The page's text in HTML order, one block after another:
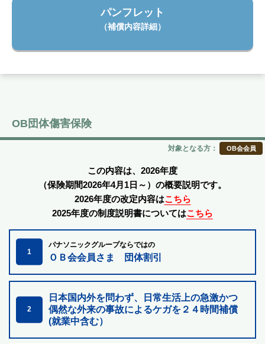
パンフレット
（補償内容詳細）
OB団体傷害保険
対象となる方： OB会会員
この内容は、2026年度
（保険期間2026年4月1日～）の概要説明です。
2026年度の改定内容はこちら
2025年度の制度説明書についてはこちら
1
パナソニックグループならではの
ＯＢ会会員さま 団体割引
2
日本国内外を問わず、日常生活上の急激かつ
偶然な外来の事故によるケガを２４時間補償
(就業中含む）